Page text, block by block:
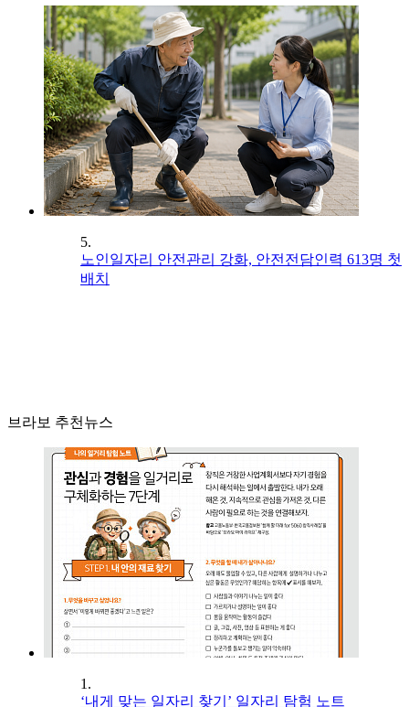
5.
노인일자리 안전관리 강화, 안전전담인력 613명 첫
배치
브라보 추천뉴스
1.
‘내게 맞는 일자리 찾기’ 일자리 탐험 노트